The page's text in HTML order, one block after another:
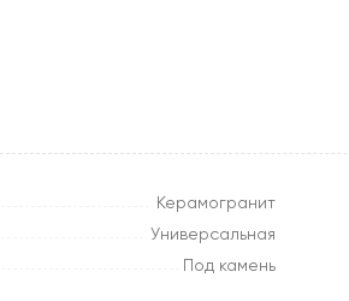
Керамогранит
Универсальная
Под камень